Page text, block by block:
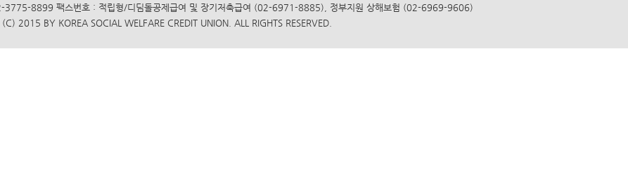
3775-8899 팩스번호 : 적립형/디딤돌공제급여 및 장기저축급여 (02-6971-8885), 정부지원 상해보험 (02-6969-9606)
2015 BY KOREA SOCIAL WELFARE CREDIT UNION. ALL RIGHTS RESERVED.